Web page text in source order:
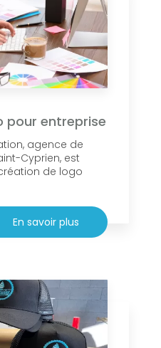
pour entreprise
agence de
Cyprien, est
de logo
En savoir plus